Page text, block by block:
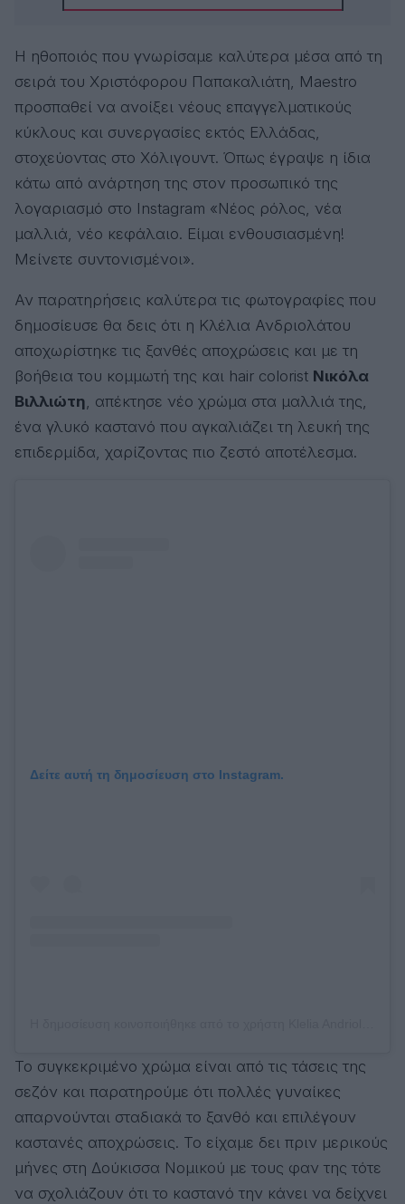
Η ηθοποιός που γνωρίσαμε καλύτερα μέσα από τη
σειρά του Χριστόφορου Παπακαλιάτη, Maestro
προσπαθεί να ανοίξει νέους επαγγελματικούς
κύκλους και συνεργασίες εκτός Ελλάδας,
στοχεύοντας στο Χόλιγουντ. Όπως έγραψε η ίδια
κάτω από ανάρτηση της στον προσωπικό της
λογαριασμό στο Instagram «Νέος ρόλος, νέα
μαλλιά, νέο κεφάλαιο. Είμαι ενθουσιασμένη!
Μείνετε συντονισμένοι».
Αν παρατηρήσεις καλύτερα τις φωτογραφίες που
δημοσίευσε θα δεις ότι η Κλέλια Ανδριολάτου
αποχωρίστηκε τις ξανθές αποχρώσεις και με τη
βοήθεια του κομμωτή της και hair colorist Νικόλα
Βιλλιώτη, απέκτησε νέο χρώμα στα μαλλιά της,
ένα γλυκό καστανό που αγκαλιάζει τη λευκή της
επιδερμίδα, χαρίζοντας πιο ζεστό αποτέλεσμα.
Δείτε αυτή τη δημοσίευση στο Instagram.
Το συγκεκριμένο χρώμα είναι από τις τάσεις της
σεζόν και παρατηρούμε ότι πολλές γυναίκες
απαρνούνται σταδιακά το ξανθό και επιλέγουν
καστανές αποχρώσεις. Το είχαμε δει πριν μερικούς
μήνες στη Δούκισσα Νομικού με τους φαν της τότε
να σχολιάζουν ότι το καστανό την κάνει να δείχνει